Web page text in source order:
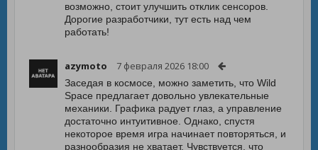
возможно, стоит улучшить отклик сенсоров.
Дорогие разработчики, тут есть над чем
работать!
azymoto 7 февраля 2026 18:00
Заседая в космосе, можно заметить, что Wild
Space предлагает довольно увлекательные
механики. Графика радует глаз, а управление
достаточно интуитивное. Однако, спустя
некоторое время игра начинает повторяться, и
разнообразия не хватает. Чувствуется, что